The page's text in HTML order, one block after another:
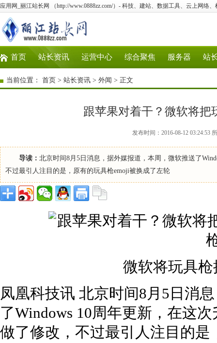
应用网_丽江站长网 （http://www.0888zz.com/）- 科技、建站、数据工具、云上网络
首页 站长资讯 运营中心 综合聚焦 服务器 站
当前位置： 首页 > 站长资讯 > 外闻 > 正文
跟苹果对着干？微软将把
发布时间：2016-08-12 03:24:53
导读： 北京时间8月5日消息，据外媒报道，本周，微软推送了
不过最引人注目的是，原有的玩具枪emoji被换成了左轮
微软将玩具
凤凰科技讯 北京时间8月5日消
了Windows 10周年更新，在这
做了修改，不过最引人注目的